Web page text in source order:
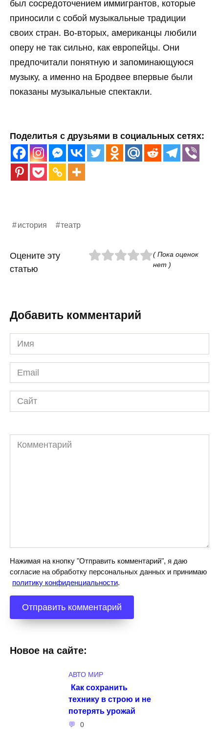
был сосредоточением иммигрантов, которые
приносили с собой музыкальные традиции
своих стран. Во-вторых, американцы любили
оперу не так сильно, как европейцы. Они
предпочитали понятную и запоминающуюся
музыку, а именно на Бродвее впервые были
показаны музыкальные спектакли.
Поделитья с друзьями в социальных сетях:
история театр
Оцените эту
статью
( Пока оценок
нет )
Добавить комментарий
Имя
*
Email
*
Сайт
Комментарий
Нажимая на кнопку "Отправить комментарий", я даю
согласие на обработку персональных данных и принимаю
политику конфиденциальности.
Новое на сайте:
АВТО МИР
Как сохранить
технику в строю и не
потерять урожай
0